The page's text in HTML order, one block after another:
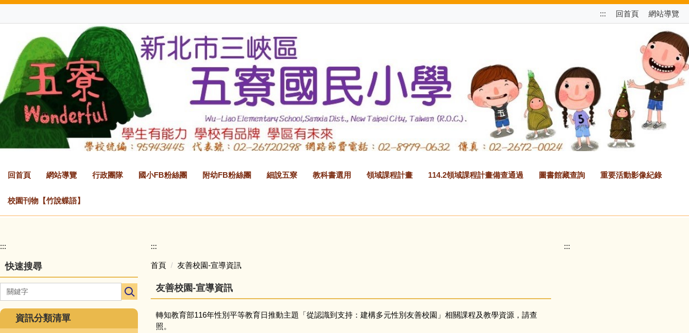
區
:::
至
回首頁 網站導覽
回首頁 網站導覽 行政團隊 國小FB粉絲團 附幼FB粉絲團 細說五寮 教科書選用 領域課程計畫 114.2領域課程計畫備查通過 圖書館藏查詢 重要活動影像紀錄
校園刊物【竹說蝶語】
園
主
選
單
導
覽
:::
快速搜尋
資訊分類清單
:::
首頁 友善校園-宣導資訊
友善校園-宣導資訊
轉知教育部116年性別平等教育日推動主題「從認識到支持：建構多元性別友善校園」相關課程及教學資源，請查
照。
:::